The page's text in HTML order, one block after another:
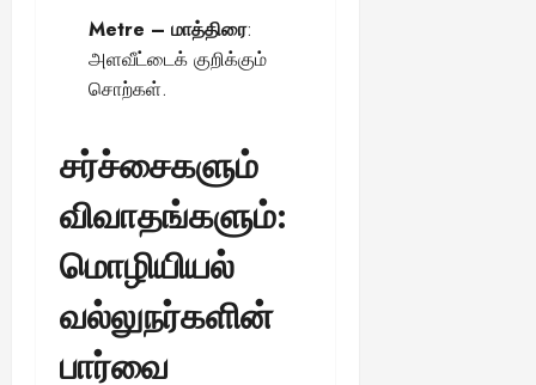
Metre – மாத்திரை:
அளவீட்டைக் குறிக்கும்
சொற்கள்.
சர்ச்சைகளும்
விவாதங்களும்:
மொழியியல்
வல்லுநர்களின்
பார்வை